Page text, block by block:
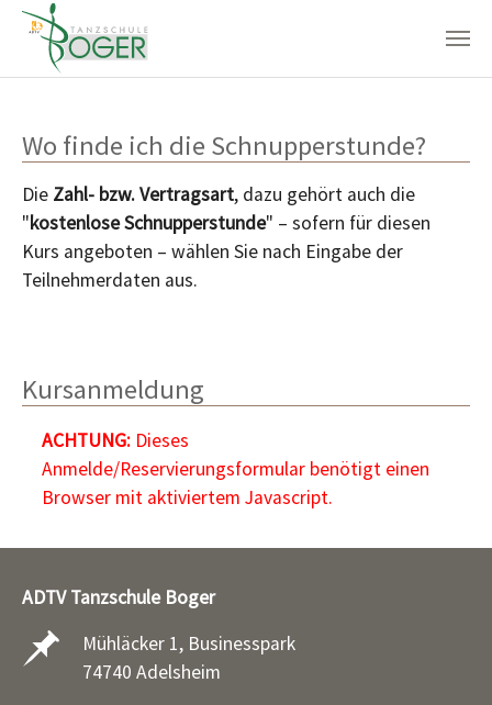
Wo finde ich die Schnupperstunde?
Die Zahl- bzw. Vertragsart, dazu gehört auch die
"kostenlose Schnupperstunde" – sofern für diesen
Kurs angeboten – wählen Sie nach Eingabe der
Teilnehmerdaten aus.
Kursanmeldung
ACHTUNG:Dieses
Anmelde/Reservierungsformular benötigt einen
Browser mit aktiviertem Javascript.
ADTV Tanzschule Boger
Mühläcker 1, Businesspark
74740 Adelsheim